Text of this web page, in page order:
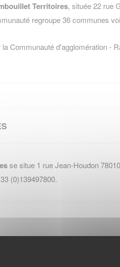
Territoires, située 22 rue
regroupe 36 communes
Communauté d'agglomération -
se situe 1 rue Jean-Houdon
(0)139497800.